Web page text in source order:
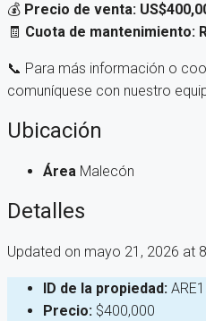
💰 Precio de venta:
🧾 Cuota de mantenimiento:
📞 Para más información o
comuníquese con nuestro
Ubicación
Área Malecón
Detalles
Updated on mayo 21, 2026 at
ID de la propiedad:
Precio: $400,000